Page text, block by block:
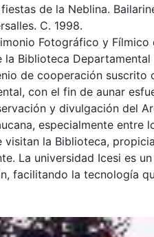
de la Neblina.
C. 1998.
Fotográfico y Fílmico
la Biblioteca
de cooperación suscrito
con el fin de aunar
y divulgación del
especialmente entre
visitan la Biblioteca,
La universidad Icesi es
facilitando la tecnología